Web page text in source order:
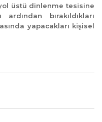
üstü dinlenme tesisine
bırakıldıkları
yapacakları kişisel